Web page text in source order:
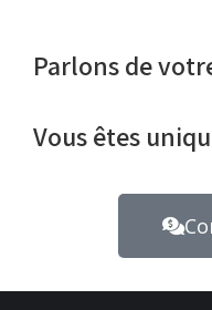
Parlons de
Vous êtes